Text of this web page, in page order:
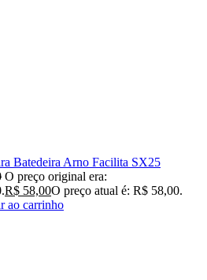
Batedeira Arno Facilita SX25
O preço original era:
R$ 58,00O preço atual é: R$ 58,00.
ao carrinho